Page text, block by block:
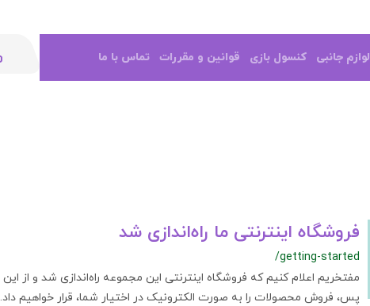
لوازم جانبی کنسول بازی قوانین و مقررات تماس با ما
فروشگاه اینترنتی ما راه‌اندازی شد
/getting-started
مفتخریم اعلام کنیم که فروشگاه اینترنتی این مجموعه راه‌اندازی شد و از این
پس، فروش محصولات را به صورت الکترونیک در اختیار شما، قرار خواهیم داد.